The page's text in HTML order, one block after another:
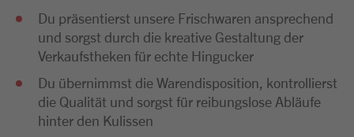
Du präsentierst unsere Frischwaren ansprechend
und sorgst durch die kreative Gestaltung der
Verkaufstheken für echte Hingucker
Du übernimmst die Warendisposition, kontrollierst
die Qualität und sorgst für reibungslose Abläufe
hinter den Kulissen